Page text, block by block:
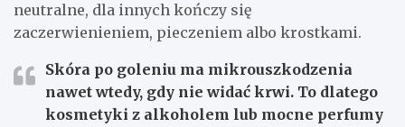
neutralne, dla innych kończy się
zaczerwienieniem, pieczeniem albo krostkami.
Skóra po goleniu ma mikrouszkodzenia
nawet wtedy, gdy nie widać krwi. To dlatego
kosmetyki z alkoholem lub mocne perfumy